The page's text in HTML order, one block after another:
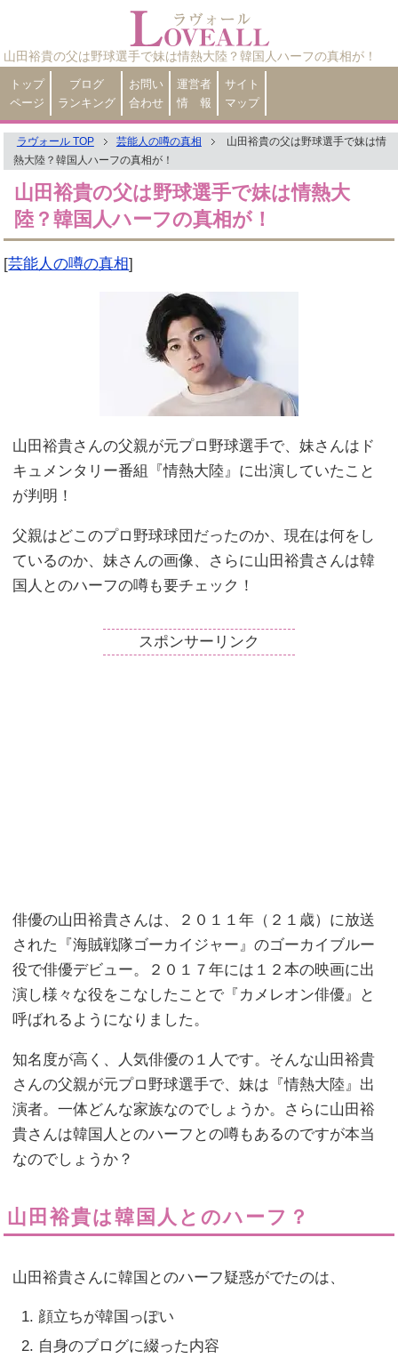
山田裕貴の父は野球選手で妹は情熱大陸？韓国人ハーフの真相が！
トップ
ページ
ブログ
ランキング
お問い
合わせ
運営者
情 報
サイト
マップ
ラヴォール TOP 芸能人の噂の真相
山田裕貴の父は野球選手で妹は情
熱大陸？韓国人ハーフの真相が！
山田裕貴の父は野球選手で妹は情熱大
陸？韓国人ハーフの真相が！
[芸能人の噂の真相]
山田裕貴さんの父親が元プロ野球選手で、妹さんはド
キュメンタリー番組『情熱大陸』に出演していたこと
が判明！
父親はどこのプロ野球球団だったのか、現在は何をし
ているのか、妹さんの画像、さらに山田裕貴さんは韓
国人とのハーフの噂も要チェック！
スポンサーリンク
俳優の山田裕貴さんは、２０１１年（２１歳）に放送
された『海賊戦隊ゴーカイジャー』のゴーカイブルー
役で俳優デビュー。２０１７年には１２本の映画に出
演し様々な役をこなしたことで『カメレオン俳優』と
呼ばれるようになりました。
知名度が高く、人気俳優の１人です。そんな山田裕貴
さんの父親が元プロ野球選手で、妹は『情熱大陸』出
演者。一体どんな家族なのでしょうか。さらに山田裕
貴さんは韓国人とのハーフとの噂もあるのですが本当
なのでしょうか？
山田裕貴は韓国人とのハーフ？
山田裕貴さんに韓国とのハーフ疑惑がでたのは、
顔立ちが韓国っぽい
自身のブログに綴った内容